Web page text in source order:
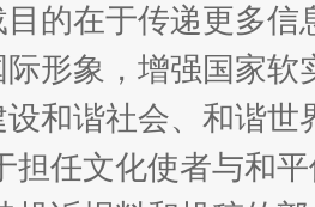
麦地、白藏房 除
的在于传递更多
际形象，增强国家
和谐社会、和谐
担任文化使者与和